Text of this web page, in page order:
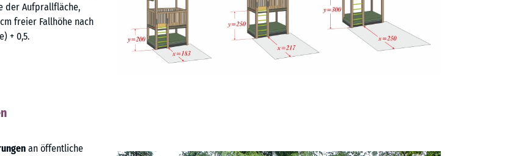
der Aufprallfläche,
freier Fallhöhe nach
+ 0,5.
an öffentliche